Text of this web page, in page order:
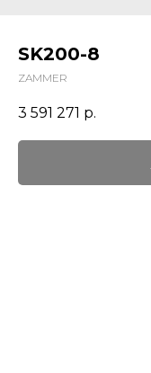
SK200-8
ZAMMER
3 591 271 р.